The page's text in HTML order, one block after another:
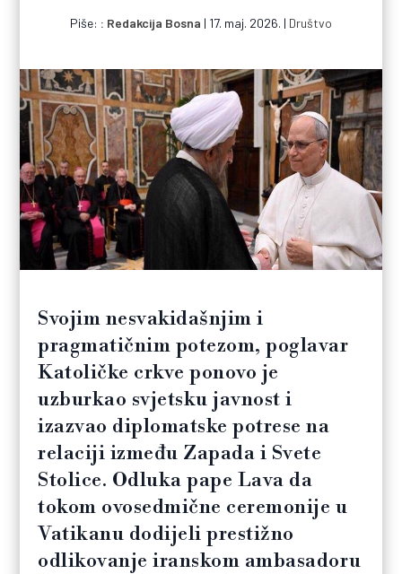
Piše: Redakcija Bosna | 17. maj. 2026. | Društvo
Svojim nesvakidašnjim i
pragmatičnim potezom, poglavar
Katoličke crkve ponovo je
uzburkao svjetsku javnost i
izazvao diplomatske potrese na
relaciji između Zapada i Svete
Stolice. Odluka pape Lava da
tokom ovosedmične ceremonije u
Vatikanu dodijeli prestižno
odlikovanje iranskom ambasadoru